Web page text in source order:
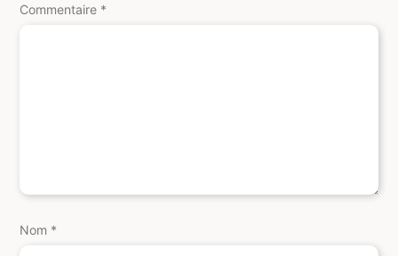
Commentaire *
Nom *